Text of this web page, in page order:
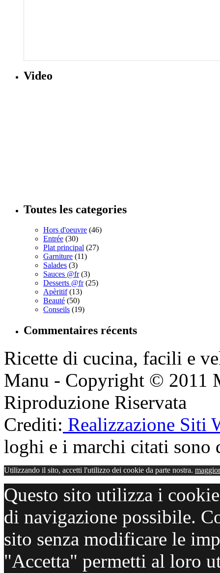
Video
Toutes les categories
Hors d'oeuvre (46)
Entrée (30)
Plat principal (27)
Garniture (11)
Salades (3)
Sauces @fr(3)
Desserts @fr(25)
Apèritif(13)
Beauté (50)
Conseils (19)
Commentaires récents
Ricette di cucina, facili e
Manu - Copyright © 2011
Riproduzione Riservata
Crediti: Realizzazione Siti
loghi e i marchi citati
Utilizzando il sito, accetti l'utilizzo dei cookie da parte nostra.
Questo sito utilizza i
di navigazione possibile.
sito senza modificare le
"Accetta" permetti al loro